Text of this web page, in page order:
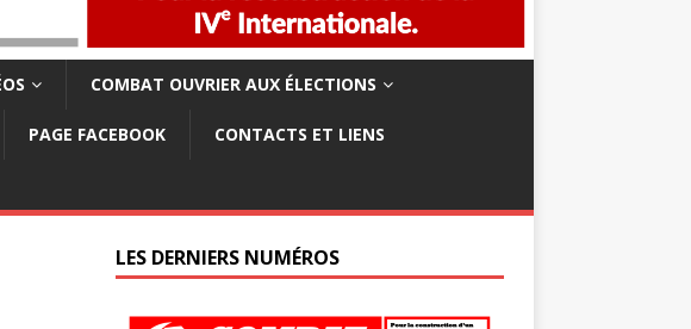
COMBAT OUVRIER AUX ÉLECTIONS
PAGE FACEBOOK CONTACTS ET LIENS
LES DERNIERS NUMÉROS